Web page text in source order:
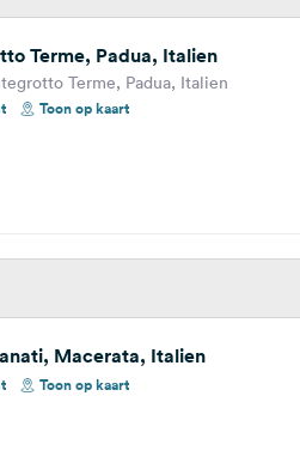
Italien
Toon op kaart
Catanzaro, Italien
Marina, Province of Catanzaro,
Toon op kaart
Terme, Padua, Italien
Terme, Padua, Italien
Toon op kaart
Macerata, Italien
Toon op kaart